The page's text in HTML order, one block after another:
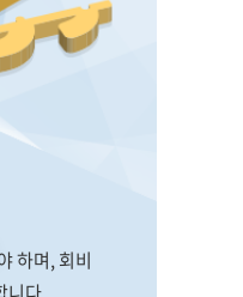
하며, 회비